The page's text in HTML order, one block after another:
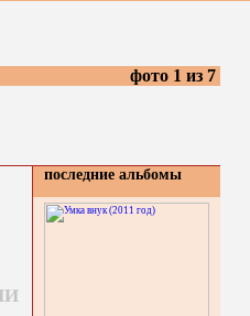
фото 1 из 7
последние альбомы